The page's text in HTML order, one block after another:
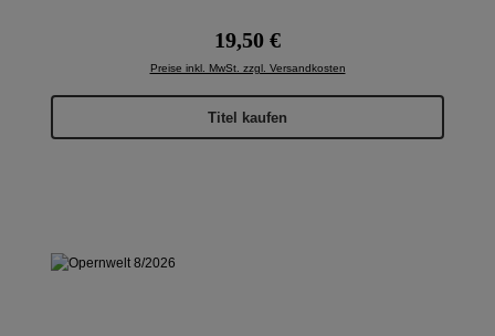
Regulärer Preis:
19,50 €
Preise inkl. MwSt. zzgl. Versandkosten
Titel kaufen